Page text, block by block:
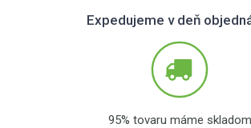
Expedujeme v deň
95% tovaru máme skladom